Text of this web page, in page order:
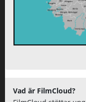
Vad är FilmCloud?